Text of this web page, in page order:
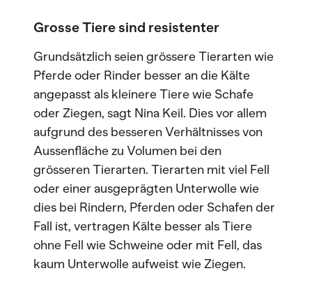
Grosse Tiere sind resistenter
Grundsätzlich seien grössere Tierarten wie
Pferde oder Rinder besser an die Kälte
angepasst als kleinere Tiere wie Schafe
oder Ziegen, sagt Nina Keil. Dies vor allem
aufgrund des besseren Verhältnisses von
Aussenfläche zu Volumen bei den
grösseren Tierarten. Tierarten mit viel Fell
oder einer ausgeprägten Unterwolle wie
dies bei Rindern, Pferden oder Schafen der
Fall ist, vertragen Kälte besser als Tiere
ohne Fell wie Schweine oder mit Fell, das
kaum Unterwolle aufweist wie Ziegen.